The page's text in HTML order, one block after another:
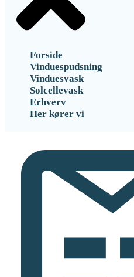
Forside
Vinduespudsning
Vinduesvask
Solcellevask
Erhverv
Her kører vi